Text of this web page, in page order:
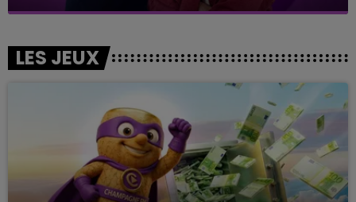
LES JEUX